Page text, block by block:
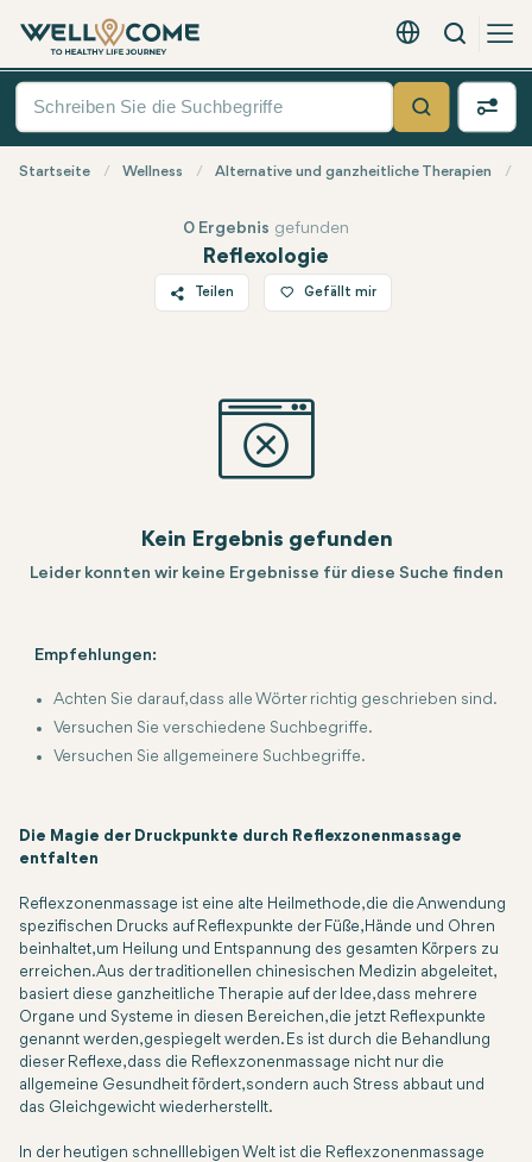
Deutsch - EUR
Suche
Quick
Suche
Startseite Wellness Alternative und ganzheitliche Therapien
Reflexologie
0 Ergebnis gefunden
Teilen
WhatsApp
Gefällt mir
Kein Ergebnis gefunden
Leider konnten wir keine Ergebnisse für diese Suche finden
Empfehlungen:
Achten Sie darauf, dass alle Wörter richtig geschrieben sind.
Versuchen Sie verschiedene Suchbegriffe.
Versuchen Sie allgemeinere Suchbegriffe.
Die Magie der Druckpunkte durch Reflexzonenmassage
entfalten
Reflexzonenmassage ist eine alte Heilmethode, die die Anwendung
spezifischen Drucks auf Reflexpunkte der Füße, Hände und Ohren
beinhaltet, um Heilung und Entspannung des gesamten Körpers zu
erreichen. Aus der traditionellen chinesischen Medizin abgeleitet,
basiert diese ganzheitliche Therapie auf der Idee, dass mehrere
Organe und Systeme in diesen Bereichen, die jetzt Reflexpunkte
genannt werden, gespiegelt werden. Es ist durch die Behandlung
dieser Reflexe, dass die Reflexzonenmassage nicht nur die
allgemeine Gesundheit fördert, sondern auch Stress abbaut und
das Gleichgewicht wiederherstellt.
In der heutigen schnelllebigen Welt ist die Reflexzonenmassage